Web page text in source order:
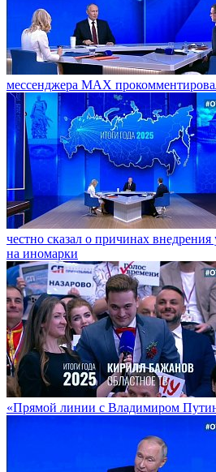
мессенджера MAX
честно сказал о причинах
на иномарки
«Прямой линии с Владимиром